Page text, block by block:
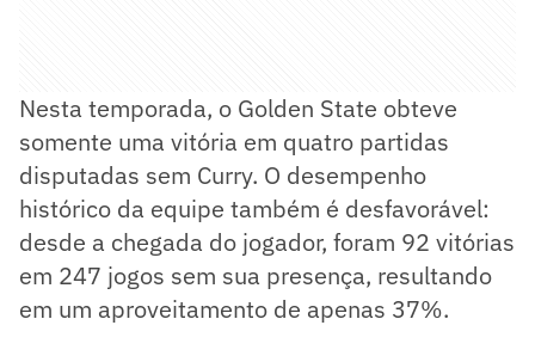
Nesta temporada, o Golden State obteve
somente uma vitória em quatro partidas
disputadas sem Curry. O desempenho
histórico da equipe também é desfavorável:
desde a chegada do jogador, foram 92 vitórias
em 247 jogos sem sua presença, resultando
em um aproveitamento de apenas 37%.